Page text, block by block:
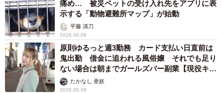
痛め… 被災ペットの受け入れ先をアプリに表
示する「動物避難所マップ」が始動
平藤 清刀
2026.08.08
原則ゆるっと週3勤務 カード支払い日直前は
鬼出勤 借金に追われる風俗嬢 それでも足り
ない場合は朝までガールズバー副業【現役キャ
ストに取材】
たかなし 亜妖
2026.08.08